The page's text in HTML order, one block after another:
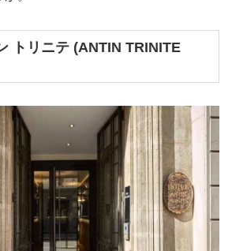
トリニテ (ANTIN TRINITE